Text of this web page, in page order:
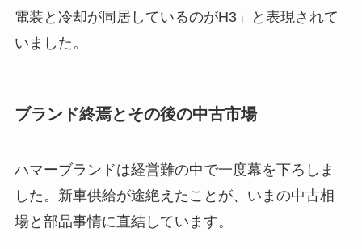
電装と冷却が同居しているのがH3」と表現されて
いました。
ブランド終焉とその後の中古市場
ハマーブランドは経営難の中で一度幕を下ろしま
した。新車供給が途絶えたことが、いまの中古相
場と部品事情に直結しています。